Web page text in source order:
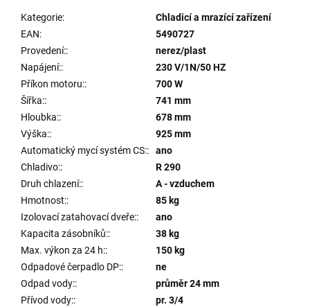
Kategorie:
Chladicí a mrazící zařízení
EAN:
5490727
Provedení::
nerez/plast
Napájení::
230 V/1N/50 HZ
Příkon motoru::
700 W
Šířka::
741 mm
Hloubka::
678 mm
Výška::
925 mm
Automatický mycí systém CS::
ano
Chladivo::
R 290
Druh chlazení::
A - vzduchem
Hmotnost::
85 kg
Izolovací zatahovací dveře::
ano
Kapacita zásobníků::
38 kg
Max. výkon za 24 h::
150 kg
Odpadové čerpadlo DP::
ne
Odpad vody::
průměr 24 mm
Přívod vody::
pr. 3/4